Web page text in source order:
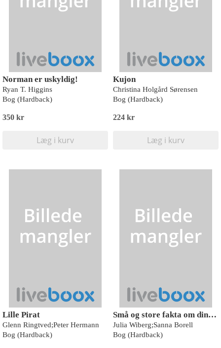
Norman er uskyldig!
Ryan T. Higgins
Bog (Hardback)
350 kr
Læg i kurv
Kujon
Christina Holgård Sørensen
Bog (Hardback)
224 kr
Læg i kurv
Lille Pirat
Glenn Ringtved;Peter Hermann
Bog (Hardback)
Små og store fakta om dinosaurer
Julia Wiberg;Sanna Borell
Bog (Hardback)